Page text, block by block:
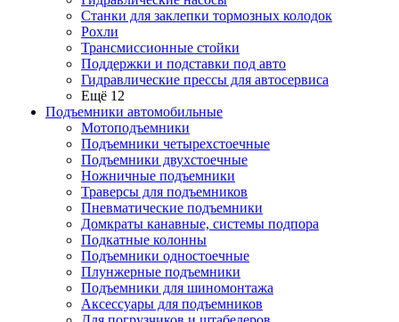
Cтанки для заклепки тормозных колодок
Рохли
Трансмиссионные стойки
Поддержки и подставки под авто
Гидравлические прессы для автосервиса
Ещё 12
Подъемники автомобильные
Мотоподъемники
Подъемники четырехстоечные
Подъемники двухстоечные
Ножничные подъемники
Траверсы для подъемников
Пневматические подъемники
Домкраты канавные, системы подпора
Подкатные колонны
Подъемники одностоечные
Плунжерные подъемники
Подъемники для шиномонтажа
Аксессуары для подъемников